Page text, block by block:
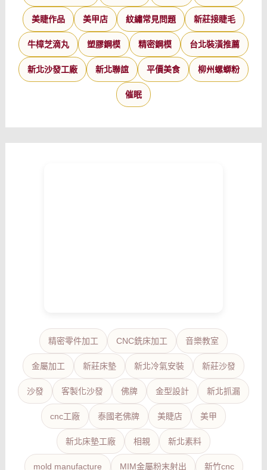
美睫作品 美甲店 紋繡常見問題 新莊接睫毛
牛樟芝滴丸 塑膠鋼模 精密鋼模 台北裝潢推薦
新北沙發工廠 新北聯誼 平價美食 柳州螺螄粉
催眠
精密零件加工 CNC銑床加工 音樂教室
金屬加工 新莊床墊 新北冷氣安裝 新莊沙發
沙發 客製化沙發 佛牌 金型設計 新北抓漏
cnc工廠 泰國老佛牌 美睫店 美甲
新北床墊工廠 相親 新北素料
mold manufacture MIM金屬粉末射出 新竹cnc